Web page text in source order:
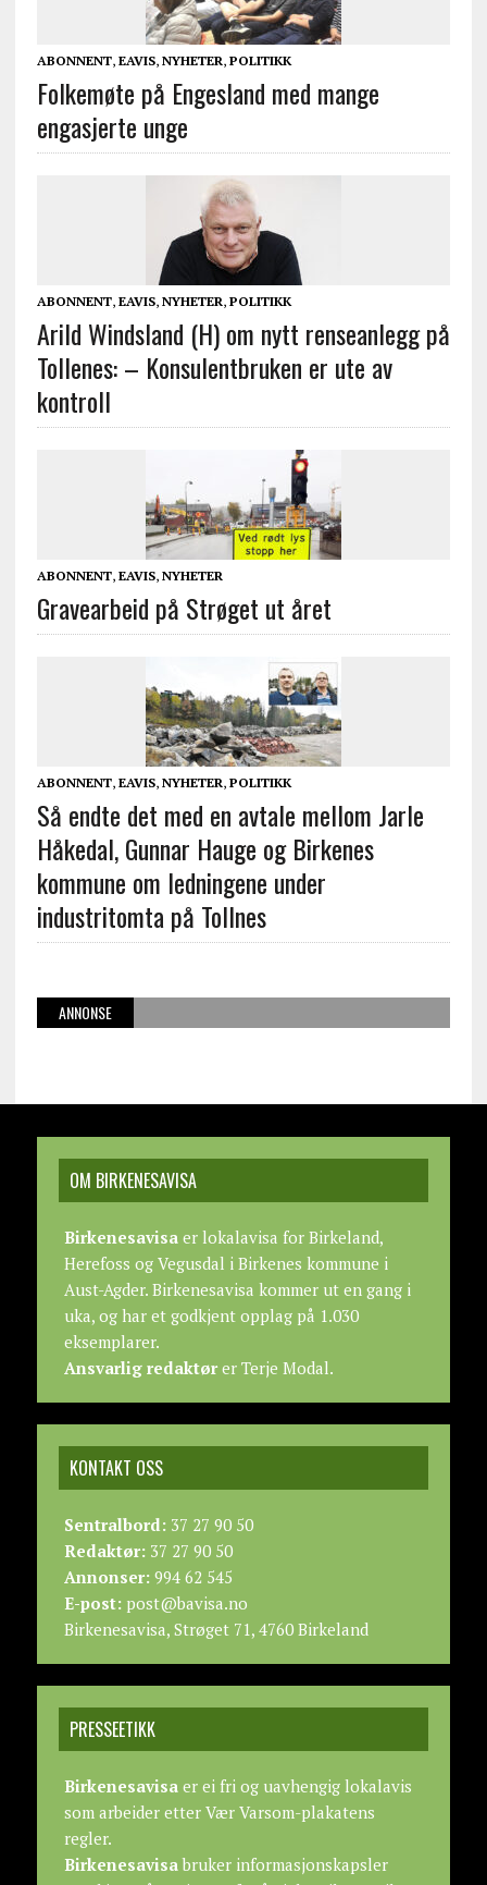
ABONNENT, EAVIS, NYHETER, POLITIKK
Folkemøte på Engesland med mange
engasjerte unge
ABONNENT, EAVIS, NYHETER, POLITIKK
Arild Windsland (H) om nytt renseanlegg på
Tollenes: – Konsulentbruken er ute av
kontroll
ABONNENT, EAVIS, NYHETER
Gravearbeid på Strøget ut året
ABONNENT, EAVIS, NYHETER, POLITIKK
Så endte det med en avtale mellom Jarle
Håkedal, Gunnar Hauge og Birkenes
kommune om ledningene under
industritomta på Tollnes
ANNONSE
OM BIRKENESAVISA
Birkenesavisaer lokalavisa for Birkeland,
Herefoss og Vegusdal i Birkenes kommune i
Aust-Agder. Birkenesavisa kommer ut en gang i
uka, og har et godkjent opplag på 1.030
eksemplarer.
Ansvarlig redaktører Terje Modal.
KONTAKT OSS
Sentralbord:37 27 90 50
Redaktør:37 27 90 50
Annonser:994 62 545
E-post:post@bavisa.no
Birkenesavisa, Strøget 71, 4760 Birkeland
PRESSEETIKK
Birkenesavisaer ei fri og uavhengig lokalavis
som arbeider etter Vær Varsom-plakatens
regler.
Birkenesavisabruker informasjonskapsler